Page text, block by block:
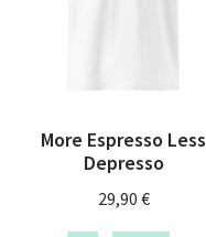
More Espresso Less
Depresso
29,90 €